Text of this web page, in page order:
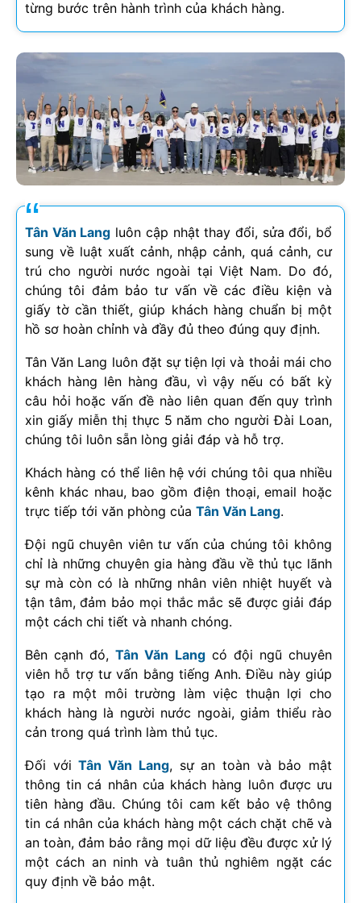
từng bước trên hành trình của khách hàng.
Tân Văn Lang luôn cập nhật thay đổi, sửa đổi, bổ
sung về luật xuất cảnh, nhập cảnh, quá cảnh, cư
trú cho người nước ngoài tại Việt Nam. Do đó,
chúng tôi đảm bảo tư vấn về các điều kiện và
giấy tờ cần thiết, giúp khách hàng chuẩn bị một
hồ sơ hoàn chỉnh và đầy đủ theo đúng quy định.
Tân Văn Lang luôn đặt sự tiện lợi và thoải mái cho
khách hàng lên hàng đầu, vì vậy nếu có bất kỳ
câu hỏi hoặc vấn đề nào liên quan đến quy trình
xin giấy miễn thị thực 5 năm cho người Đài Loan,
chúng tôi luôn sẵn lòng giải đáp và hỗ trợ.
Khách hàng có thể liên hệ với chúng tôi qua nhiều
kênh khác nhau, bao gồm điện thoại, email hoặc
trực tiếp tới văn phòng của Tân Văn Lang.
Đội ngũ chuyên viên tư vấn của chúng tôi không
chỉ là những chuyên gia hàng đầu về thủ tục lãnh
sự mà còn có là những nhân viên nhiệt huyết và
tận tâm, đảm bảo mọi thắc mắc sẽ được giải đáp
một cách chi tiết và nhanh chóng.
Bên cạnh đó,Tân Văn Langcó đội ngũ chuyên
viên hỗ trợ tư vấn bằng tiếng Anh. Điều này giúp
tạo ra một môi trường làm việc thuận lợi cho
khách hàng là người nước ngoài, giảm thiểu rào
cản trong quá trình làm thủ tục.
Đối vớiTân Văn Lang, sự an toàn và bảo mật
thông tin cá nhân của khách hàng luôn được ưu
tiên hàng đầu. Chúng tôi cam kết bảo vệ thông
tin cá nhân của khách hàng một cách chặt chẽ và
an toàn, đảm bảo rằng mọi dữ liệu đều được xử lý
một cách an ninh và tuân thủ nghiêm ngặt các
quy định về bảo mật.